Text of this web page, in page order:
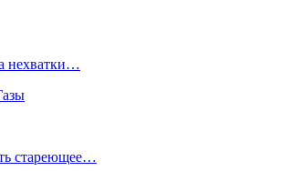
нехватки…
стареющее…